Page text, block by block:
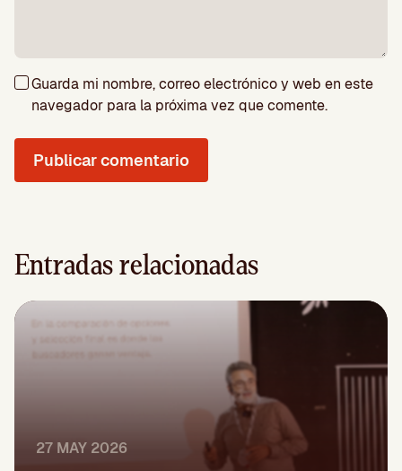
Guarda mi nombre, correo electrónico y web en este
navegador para la próxima vez que comente.
Entradas relacionadas
27 MAY 2026